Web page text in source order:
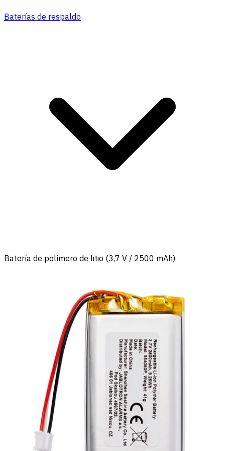
Baterías de respaldo
Batería de polímero de litio (3,7 V / 2500 mAh)